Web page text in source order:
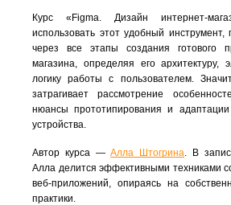
Курс «Figma. Дизайн интернет-
использовать этот удобный инструмент,
через все этапы создания готового
магазина, определяя его архитектуру,
логику работы с пользователем.
затрагивает рассмотрение
нюансы прототипирования и
устройства.
Автор курса — Алла Штогрина. В
Алла делится эффективными техниками
веб-приложений, опираясь на
практики.